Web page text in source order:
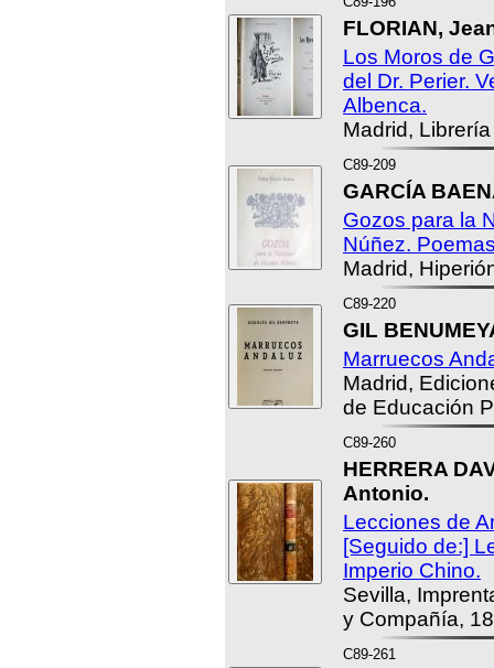
FLORIAN,
Los Moros de
del Dr. Perier.
Albenca.
Madrid,
C89-209
GARCÍA
Gozos para la
Núñez.
Madrid,
C89-220
GIL
Marruecos
Madrid,
de Educación
C89-260
HERRERA
Antonio.
Lecciones de
[Seguido de:]
Imperio Chino.
Sevilla,
y Compañía,
C89-261